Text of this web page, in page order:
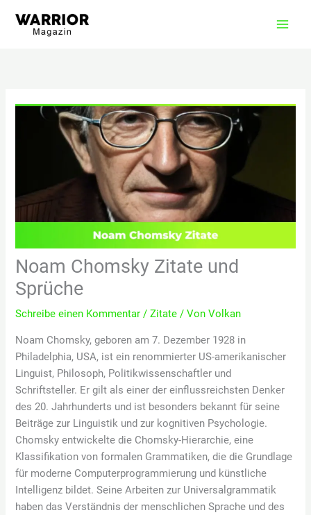
Inhalt
Noam Chomsky Zitate und
Sprüche
Schreibe einen Kommentar /Zitate / VonVolkan
Noam Chomsky, geboren am 7. Dezember 1928 in
Philadelphia, USA, ist ein renommierter US-amerikanischer
Linguist, Philosoph, Politikwissenschaftler und
Schriftsteller. Er gilt als einer der einflussreichsten Denker
des 20. Jahrhunderts und ist besonders bekannt für seine
Beiträge zur Linguistik und zur kognitiven Psychologie.
Chomsky entwickelte die Chomsky-Hierarchie, eine
Klassifikation von formalen Grammatiken, die die Grundlage
für moderne Computerprogrammierung und künstliche
Intelligenz bildet. Seine Arbeiten zur Universalgrammatik
haben das Verständnis der menschlichen Sprache und des